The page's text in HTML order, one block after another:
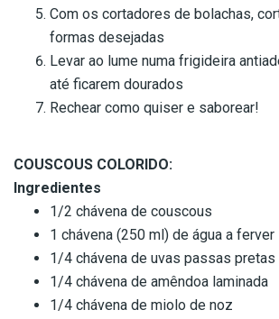
Com os cortadores de bolachas,
formas desejadas
Levar ao lume numa frigideira
até ficarem dourados
Rechear como quiser e saborear!
COUSCOUS COLORIDO:
Ingredientes
1/2 chávena de couscous
1 chávena (250 ml) de água a ferver
1/4 chávena de uvas passas pretas
1/4 chávena de amêndoa laminada
1/4 chávena de miolo de noz